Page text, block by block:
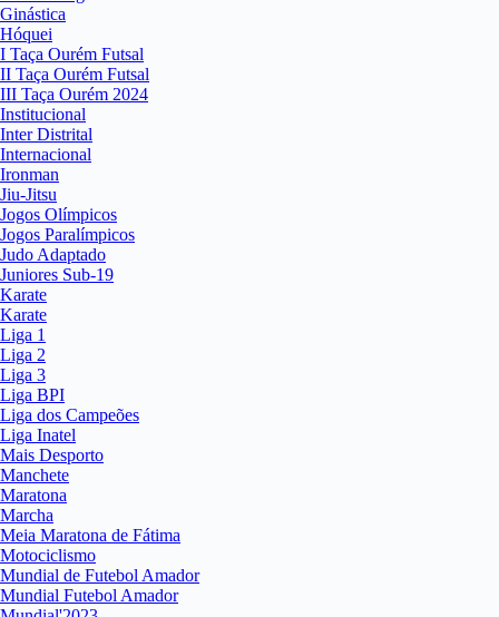
Ginástica
Hóquei
I Taça Ourém Futsal
II Taça Ourém Futsal
III Taça Ourém 2024
Institucional
Inter Distrital
Internacional
Ironman
Jiu-Jitsu
Jogos Olímpicos
Jogos Paralímpicos
Judo Adaptado
Juniores Sub-19
Karate
Karate
Liga 1
Liga 2
Liga 3
Liga BPI
Liga dos Campeões
Liga Inatel
Mais Desporto
Manchete
Maratona
Marcha
Meia Maratona de Fátima
Motociclismo
Mundial de Futebol Amador
Mundial Futebol Amador